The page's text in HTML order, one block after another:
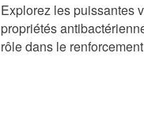
Explorez les puissantes
propriétés
rôle dans le